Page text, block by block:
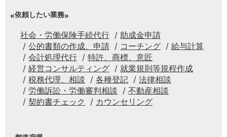
依頼したい業務
社会・労働保険手続代行
助成金申請
公的書類の作成、申請
コーチング
給与計算
会計処理代行
特許、商標、意匠
経営コンサルティング
就業規則等規程作成
税務代理、相談
各種登記
法律相談
労働訴訟・労働審判相談
不動産相談
契約書チェック
カウンセリング